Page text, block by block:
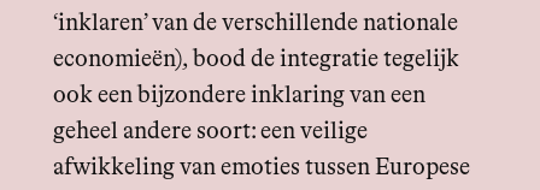
‘inklaren’ van de verschillende nationale
economieën), bood de integratie tegelijk
ook een bijzondere inklaring van een
geheel andere soort: een veilige
afwikkeling van emoties tussen Europese